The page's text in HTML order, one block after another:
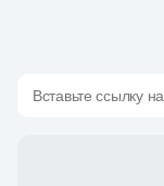
Вставьте ссылку